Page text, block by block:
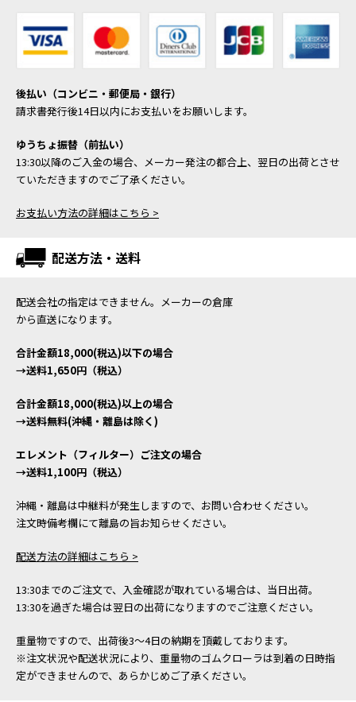
後払い（コンビニ・郵便局・銀行）
請求書発行後14日以内にお支払いをお願いします。
ゆうちょ振替（前払い）
13:30以降のご入金の場合、メーカー発注の都合上、翌日の出荷とさせ
ていただきますのでご了承ください。
お支払い方法の詳細はこちら >
配送方法・送料
配送会社の指定はできません。メーカーの倉庫
から直送になります。
合計金額18,000(税込)以下の場合
→送料1,650円（税込）
合計金額18,000(税込)以上の場合
→送料無料(沖縄・離島は除く)
エレメント（フィルター）ご注文の場合
→送料1,100円（税込）
沖縄・離島は中継料が発生しますので、お問い合わせください。
注文時備考欄にて離島の旨お知らせください。
配送方法の詳細はこちら >
13:30までのご注文で、入金確認が取れている場合は、当日出荷。
13:30を過ぎた場合は翌日の出荷になりますのでご注意ください。
重量物ですので、出荷後3～4日の納期を頂戴しております。
※注文状況や配送状況により、重量物のゴムクローラは到着の日時指
定ができませんので、あらかじめご了承ください。